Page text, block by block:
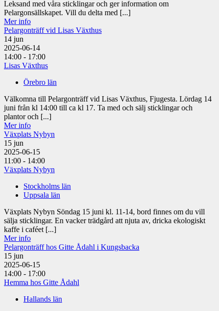
Leksand med våra sticklingar och ger information om
Pelargonsällskapet. Vill du delta med [...]
Mer info
Pelargonträff vid Lisas Växthus
14 jun
2025-06-14
14:00 - 17:00
Lisas Växthus
Örebro län
Välkomna till Pelargonträff vid Lisas Växthus, Fjugesta. Lördag 14
juni från kl 14:00 till ca kl 17. Ta med och sälj sticklingar och
plantor och [...]
Mer info
Växplats Nybyn
15 jun
2025-06-15
11:00 - 14:00
Växplats Nybyn
Stockholms län
Uppsala län
Växplats Nybyn Söndag 15 juni kl. 11-14, bord finnes om du vill
sälja sticklingar. En vacker trädgård att njuta av, dricka ekologiskt
kaffe i caféet [...]
Mer info
Pelargonträff hos Gitte Ådahl i Kungsbacka
15 jun
2025-06-15
14:00 - 17:00
Hemma hos Gitte Ådahl
Hallands län